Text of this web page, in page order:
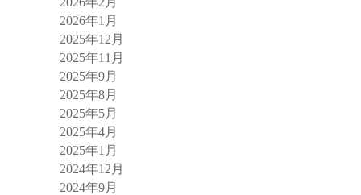
2026年1月
2025年12月
2025年11月
2025年9月
2025年8月
2025年5月
2025年4月
2025年1月
2024年12月
2024年9月